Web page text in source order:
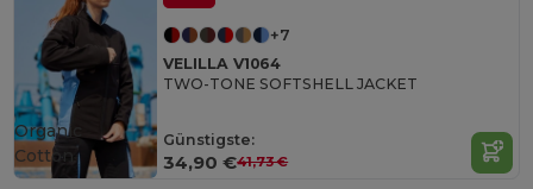
+7
VELILLA V1064
TWO-TONE SOFTSHELL JACKET
Günstigste:
34,90 €41,73 €
Organic
Cotton